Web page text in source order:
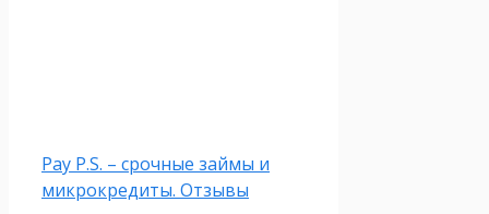
Pay P.S. – срочные займы и
микрокредиты. Отзывы